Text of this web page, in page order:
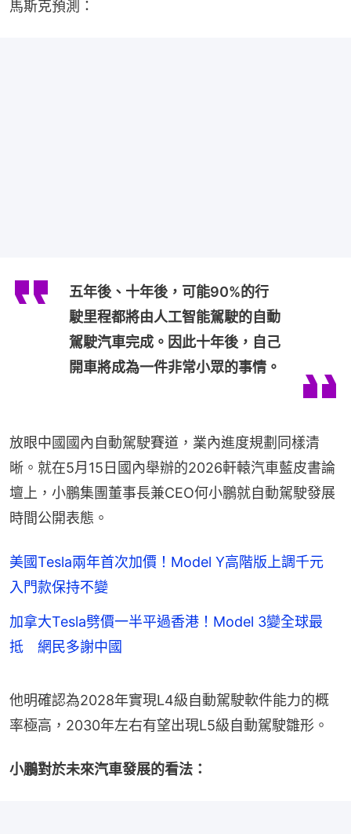
馬斯克預測：
五年後、十年後，可能90%的行
駛里程都將由人工智能駕駛的自動
駕駛汽車完成。因此十年後，自己
開車將成為一件非常小眾的事情。
放眼中國國內自動駕駛賽道，業內進度規劃同樣清
晰。就在5月15日國內舉辦的2026軒轅汽車藍皮書論
壇上，小鵬集團董事長兼CEO何小鵬就自動駕駛發展
時間公開表態。
美國Tesla兩年首次加價！Model Y高階版上調千元
入門款保持不變
加拿大Tesla劈價一半平過香港！Model 3變全球最
抵 網民多謝中國
他明確認為2028年實現L4級自動駕駛軟件能力的概
率極高，2030年左右有望出現L5級自動駕駛雛形。
小鵬對於未來汽車發展的看法：